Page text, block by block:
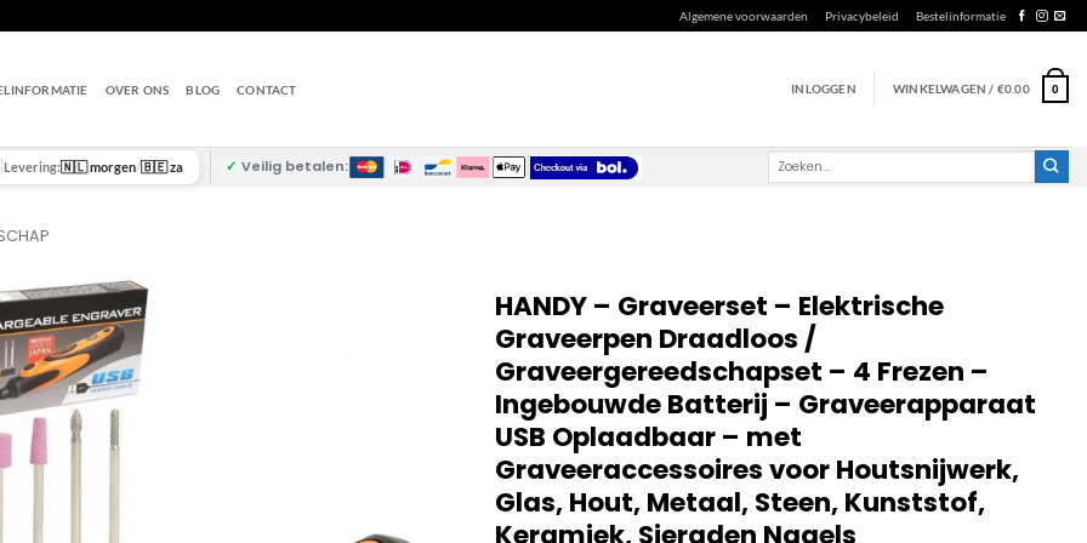
Algemene voorwaarden Privacybeleid Bestelinformatie
OVER ONS BLOG CONTACT INLOGGEN WINKELWAGEN / €0.00 0
Levering:🇳🇱 morgen/🇧🇪 za ✓ Veilig betalen:
Zoeken
HANDY – Graveerset – Elektrische
Graveerpen Draadloos /
Graveergereedschapset – 4 Frezen –
Ingebouwde Batterij – Graveerapparaat
USB Oplaadbaar – met
Graveeraccessoires voor Houtsnijwerk,
Glas, Hout, Metaal, Steen, Kunststof,
Keramiek, Sieraden Nagels